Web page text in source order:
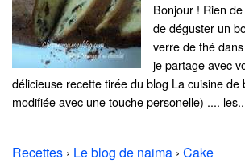
Bonjour ! Rien
de déguster un
verre de thé
je partage avec
délicieuse recette tirée du blog La cuisine de
modifiée avec une touche personelle) ....
Recettes › Le blog de naima › Cake